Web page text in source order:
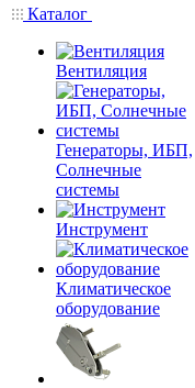
Каталог
Вентиляция
Генераторы, ИБП,
Солнечные
системы
Инструмент
Климатическое
оборудование